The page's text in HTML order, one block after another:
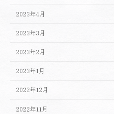
2023年4月
2023年3月
2023年2月
2023年1月
2022年12月
2022年11月